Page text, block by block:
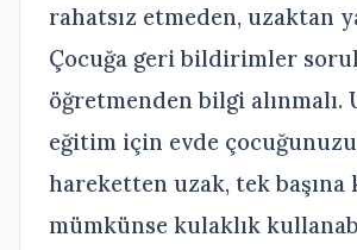
rahatsız etmeden, uzaktan
Çocuğa geri bildirimler
öğretmenden bilgi alınmalı.
eğitim için evde
hareketten uzak, tek başına
mümkünse kulaklık